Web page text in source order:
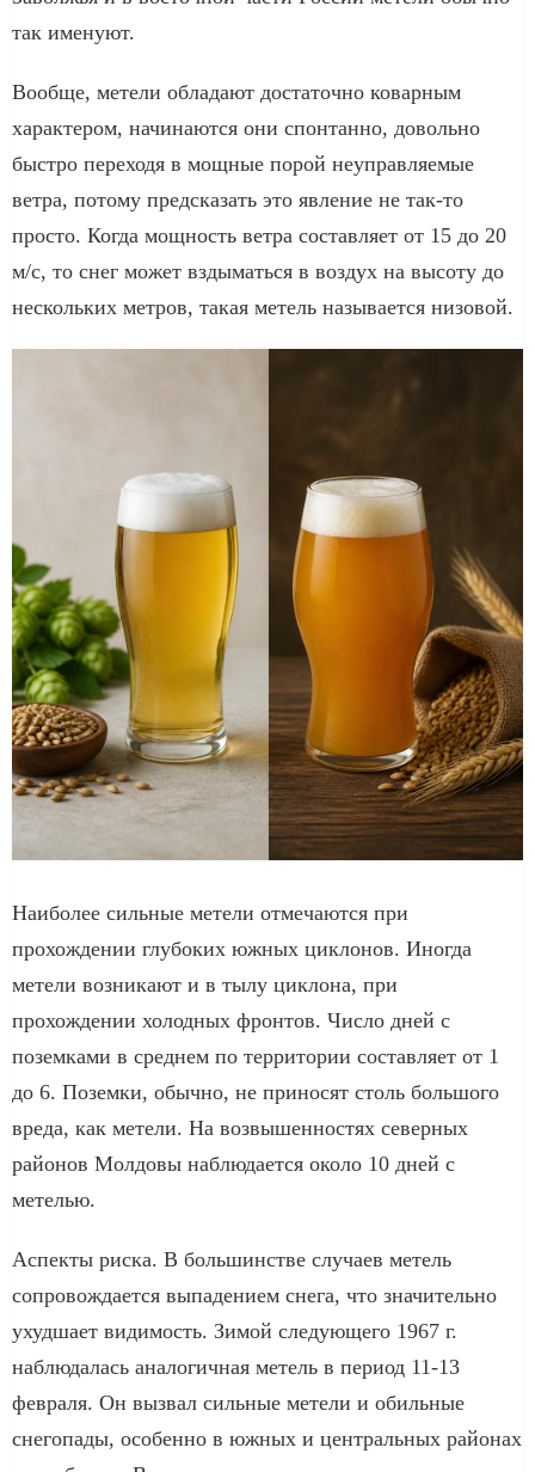
так именуют.
Вообще, метели обладают достаточно коварным
характером, начинаются они спонтанно, довольно
быстро переходя в мощные порой неуправляемые
ветра, потому предсказать это явление не так-то
просто. Когда мощность ветра составляет от 15 до 20
м/с, то снег может вздыматься в воздух на высоту до
нескольких метров, такая метель называется низовой.
Наиболее сильные метели отмечаются при
прохождении глубоких южных циклонов. Иногда
метели возникают и в тылу циклона, при
прохождении холодных фронтов. Число дней с
поземками в среднем по территории составляет от 1
до 6. Поземки, обычно, не приносят столь большого
вреда, как метели. На возвышенностях северных
районов Молдовы наблюдается около 10 дней с
метелью.
Аспекты риска. В большинстве случаев метель
сопровождается выпадением снега, что значительно
ухудшает видимость. Зимой следующего 1967 г.
наблюдалась аналогичная метель в период 11-13
февраля. Он вызвал сильные метели и обильные
снегопады, особенно в южных и центральных районах